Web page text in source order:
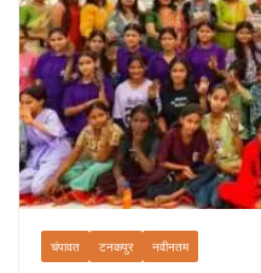
चंपावत टनकपुर नवीनतम